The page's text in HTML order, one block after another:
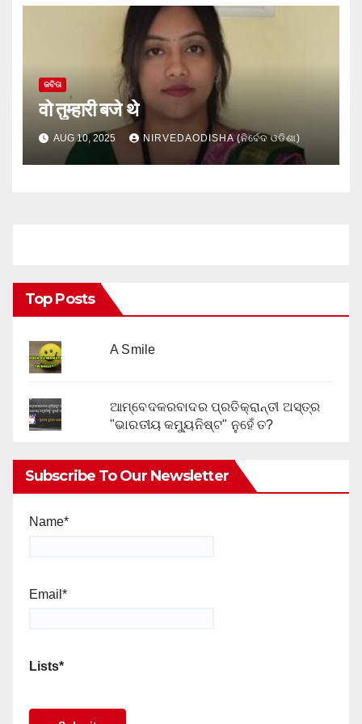
କବିତା
वो तुम्हारी बजे थे
AUG 10, 2025 NIRVEDAODISHA (ନିର୍ବେଦ ଓଡିଶା)
Top Posts
A Smile
ଆମ୍ବେଦକରବାଦର ପ୍ରତିକ୍ରାନ୍ତୀ ଅସ୍ତ୍ର
"ଭାରତୀୟ କମ୍ୟୁନିଷ୍ଟ" ନୁହେଁ ତ?
Subscribe To Our Newsletter
Name*
Email*
Lists*